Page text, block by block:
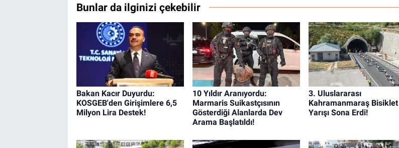
Bunlar da ilginizi çekebilir
Bakan Kacır Duyurdu:
KOSGEB'den Girişimlere 6,5
Milyon Lira Destek!
10 Yıldır Aranıyordu:
Marmaris Suikastçısının
Gösterdiği Alanlarda Dev
Arama Başlatıldı!
3. Uluslararası
Kahramanmaraş Bisiklet
Yarışı Sona Erdi!